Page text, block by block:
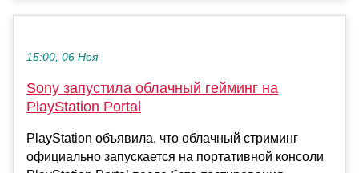
15:00, 06 Ноя
Sony запустила облачный гейминг на
PlayStation Portal
PlayStation объявила, что облачный стриминг
официально запускается на портативной консоли